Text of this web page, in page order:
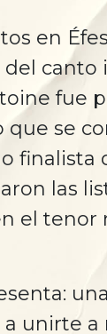
en
del
fue
que se
las
el tenor
unirte a